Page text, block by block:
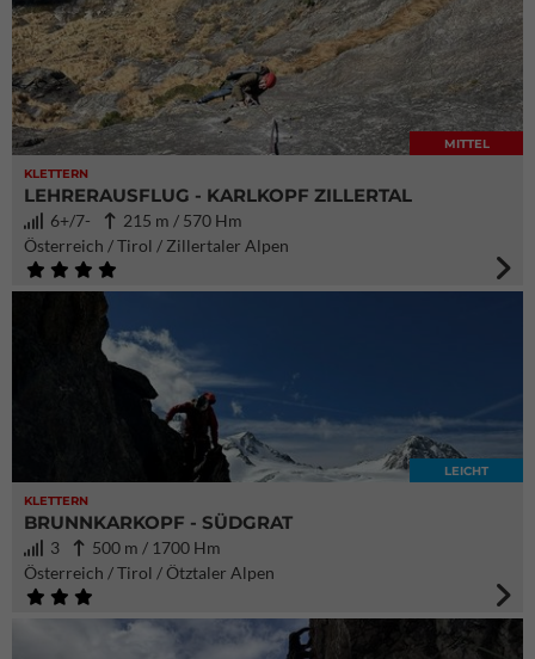
KLETTERN
MITTEL
LEHRERAUSFLUG - KARLKOPF ZILLERTAL
6+/7-
215 m / 570 Hm
Österreich / Tirol / Zillertaler Alpen
KLETTERN
LEICHT
BRUNNKARKOPF - SÜDGRAT
3
500 m / 1700 Hm
Österreich / Tirol / Ötztaler Alpen